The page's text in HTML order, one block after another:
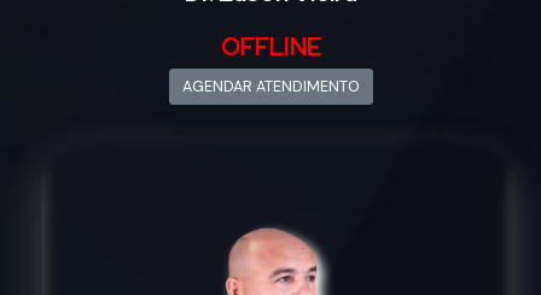
OFFLINE
AGENDAR ATENDIMENTO